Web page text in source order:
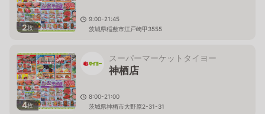
2枚
9:00-21:45
茨城県稲敷市江戸崎甲3555
4枚
スーパーマーケットタイヨー
神栖店
8:00-21:00
茨城県神栖市大野原2-31-31